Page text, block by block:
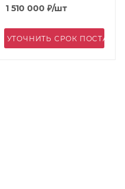
1 510 000 ₽/шт
УТОЧНИТЬ СРОК